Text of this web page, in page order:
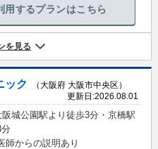
用するプランはこちら
を見る
ック
（大阪府 大阪市中央区）
更新日:2026.08.01
阪城公園駅より徒歩3分・京橋駅
師からの説明あり